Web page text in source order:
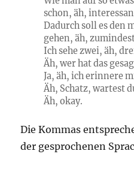
schon, äh,
Dadurch soll es den
gehen, äh,
Ich sehe zwei, äh,
Äh, wer hat das
Ja, äh, ich erinnere
Äh, Schatz, wartest
Äh, okay.
Die Kommas
der gesprochenen